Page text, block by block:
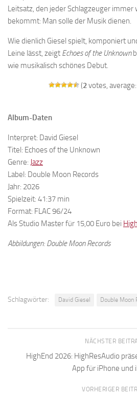
Leitsatz, den jeder Schlagzeuger
bekommt: Man solle der Musik dienen.
Wie dienlich Giesel spielt, komponiert
Leine lässt, zeigt Echoes of the Unknown
wie musikalisch schönes Debut.
(2votes, average:
Album-Daten
Interpret: David Giesel
Titel: Echoes of the Unknown
Genre: Jazz
Label: Double Moon Records
Jahr: 2026
Spielzeit: 41:37 min
Format: FLAC 96/24
Als Studio Master für 15,00 Euro bei
Abbildungen: Double Moon Records
Schlagwörter: David Giesel Double Moon
NÄCHSTER
HighEnd 2026: HighResAudio
App für iPhone und
VORHERIGER